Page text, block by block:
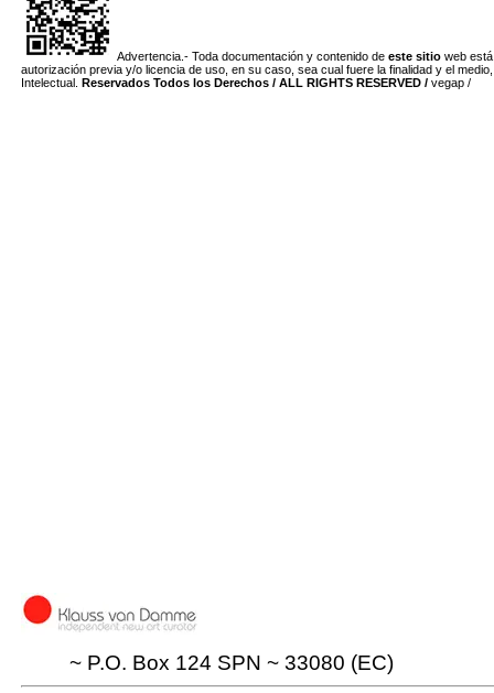
Advertencia.- Toda documentación y contenido de este sitio web
autorización previa y/o licencia de uso, en su caso, sea cual fuere la finalidad y el
Intelectual. Reservados Todos los Derechos / ALL RIGHTS RESERVED / vegap /
~ P.O. Box 124 SPN ~ 33080 (EC)